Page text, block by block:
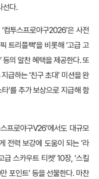
선다.
컴투스프로야구2026’은 사전
트리플팩’을 비롯해 ‘고급 고
등의 알찬 혜택을 제공한다. 또
급하는 ‘친구 초대’ 미션을 완
’를 추가 보상으로 지급해 함
프로야구V26’에서도 대규모
전력 보강에 도움이 되는 ‘라
스카우트 티켓’ 10장, ‘스킬
포인트’ 등을 선물한다. 마찬